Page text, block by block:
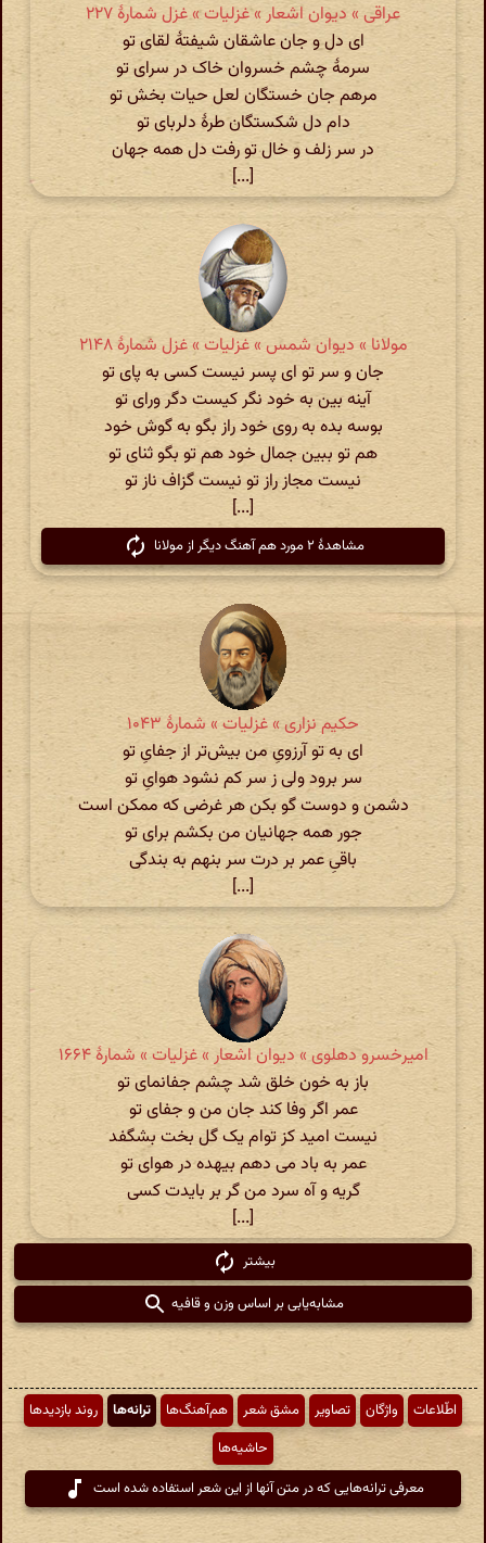
عراقی » دیوان اشعار » غزلیات » غزل شمارهٔ ۲۲۷
ای دل و جان عاشقان شیفتهٔ لقای تو
سرمهٔ چشم خسروان خاک در سرای تو
مرهم جان خستگان لعل حیات بخش تو
دام دل شکستگان طرهٔ دلربای تو
در سر زلف و خال تو رفت دل همه جهان
[...]
مولانا » دیوان شمس » غزلیات » غزل شمارهٔ ۲۱۴۸
جان و سر تو ای پسر نیست کسی به پای تو
آینه بین به خود نگر کیست دگر ورای تو
بوسه بده به روی خود راز بگو به گوش خود
هم تو ببین جمال خود هم تو بگو ثنای تو
نیست مجاز راز تو نیست گزاف ناز تو
[...]
مشاهدهٔ ۲ مورد هم آهنگ دیگر از مولانا
حکیم نزاری » غزلیات » شمارهٔ ۱۰۴۳
ای به تو آرزویِ من بیش‌تر از جفایِ تو
سر برود ولی ز سر کم نشود هوایِ تو
دشمن و دوست گو بکن هر غرضی که ممکن است
جور همه جهانیان من بکشم برای تو
باقی‌ِ عمر بر درت سر بنهم به بندگی
[...]
امیرخسرو دهلوی » دیوان اشعار » غزلیات » شمارهٔ ۱۶۶۴
باز به خون خلق شد چشم جفانمای تو
عمر اگر وفا کند جان من و جفای تو
نیست امید کز توام یک گل بخت بشگفد
عمر به باد می دهم بیهده در هوای تو
گریه و آه سرد من گر بر بایدت کسی
[...]
بیشتر
مشابه‌یابی بر اساس وزن و قافیه
اطّلاعات واژگان تصاویر مشق شعر هم‌آهنگ‌ها ترانه‌ها
روند بازدیدها
حاشیه‌ها
معرفی ترانه‌هایی که در متن آنها از این شعر استفاده شده است